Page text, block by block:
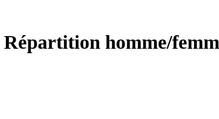
Répartition homme/